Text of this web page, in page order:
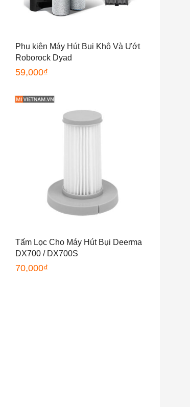
Phụ kiện Máy Hút Bụi Khô Và Ướt
Roborock Dyad
59,000₫
Tấm Lọc Cho Máy Hút Bụi Deerma
DX700 / DX700S
70,000₫